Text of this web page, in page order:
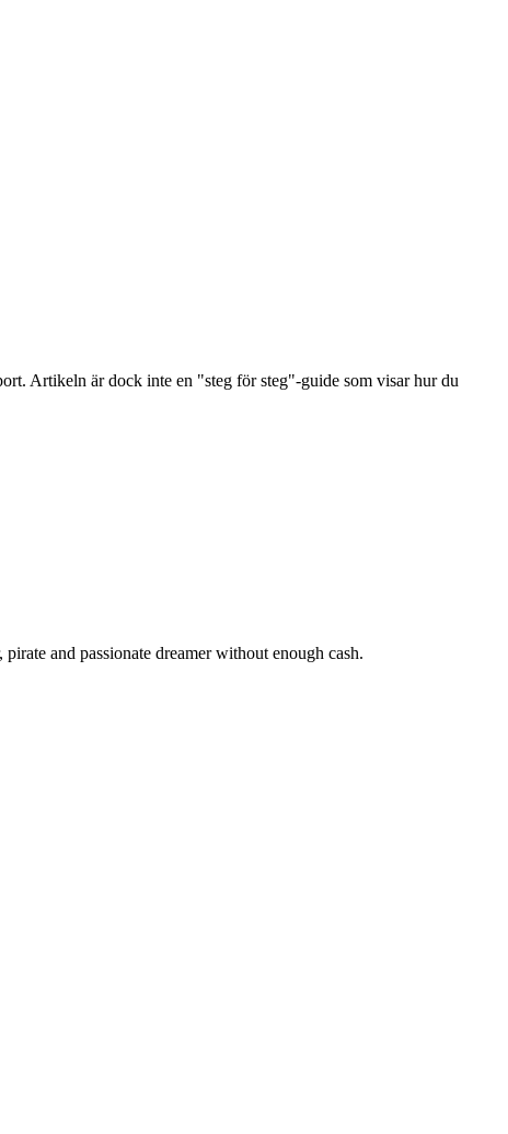
Artikeln är dock inte en "steg för steg"-guide som visar hur du
and passionate dreamer without enough cash.